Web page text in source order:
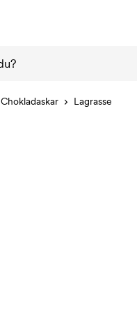
Chokladaskar Lagrasse